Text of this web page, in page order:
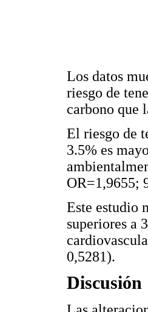
Los datos
riesgo de
carbono que
El riesgo de
3.5% es
OR=1,9655;
Este estudio
superiores a
0,5281).
Discusión